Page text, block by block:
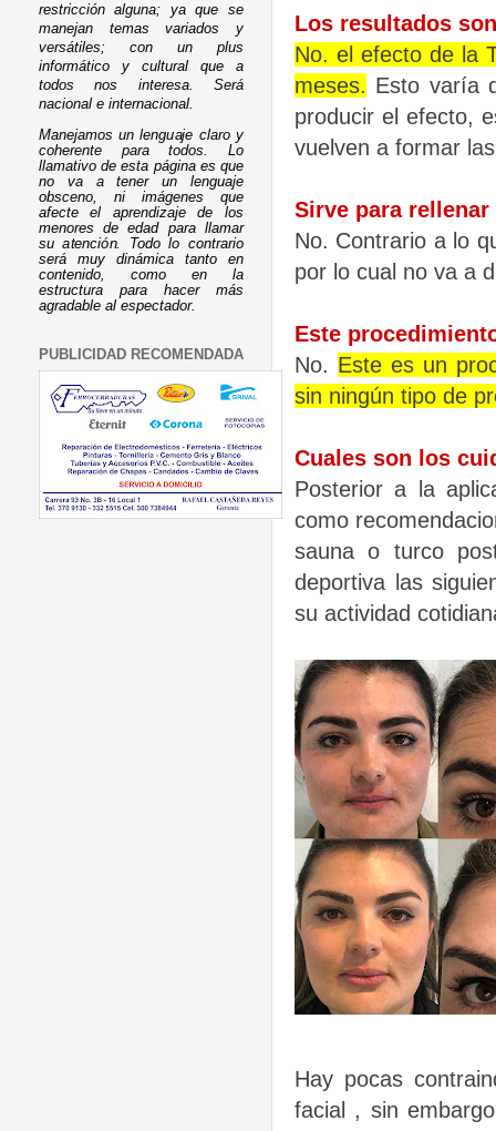
Los resultados
No. el efecto de la
meses. Esto varía
producir el efecto,
vuelven a formar
Sirve para rellenar
No. Contrario a lo
por lo cual no va a
Este
No. Este es un
sin ningún tipo de
Cuales son los
Posterior a la
como
sauna o turco
deportiva las
su actividad
Hay pocas
facial , sin
restricción alguna; ya que se
manejan temas variados y
versátiles; con un plus
informático y cultural que a
todos nos interesa. Será
nacional e internacional.
Manejamos un lenguaje claro y
coherente para todos. Lo
llamativo de esta página es que
no va a tener un lenguaje
obsceno, ni imágenes que
afecte el aprendizaje de los
menores de edad para llamar
su atención. Todo lo contrario
será muy dinámica tanto en
contenido, como en la
estructura para hacer más
agradable al espectador.
PUBLICIDAD RECOMENDADA